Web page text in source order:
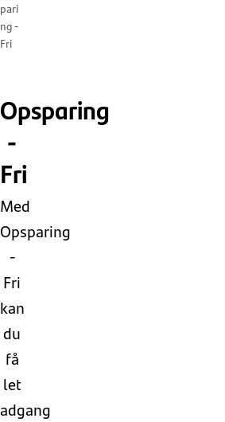
pari
ng -
Fri
Opsparing
-
Fri
Med
Opsparing
-
Fri
kan
du
få
let
adgang